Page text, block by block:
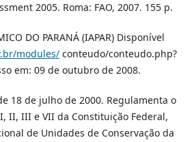
2005. Roma: FAO, 2007. 155 p.
DO PARANÁ (IAPAR) Disponível
modules/conteudo/conteudo.php?
em: 09 de outubro de 2008.
18 de julho de 2000. Regulamenta o
II, III e VII da Constituição Federal,
de Unidades de Conservação da